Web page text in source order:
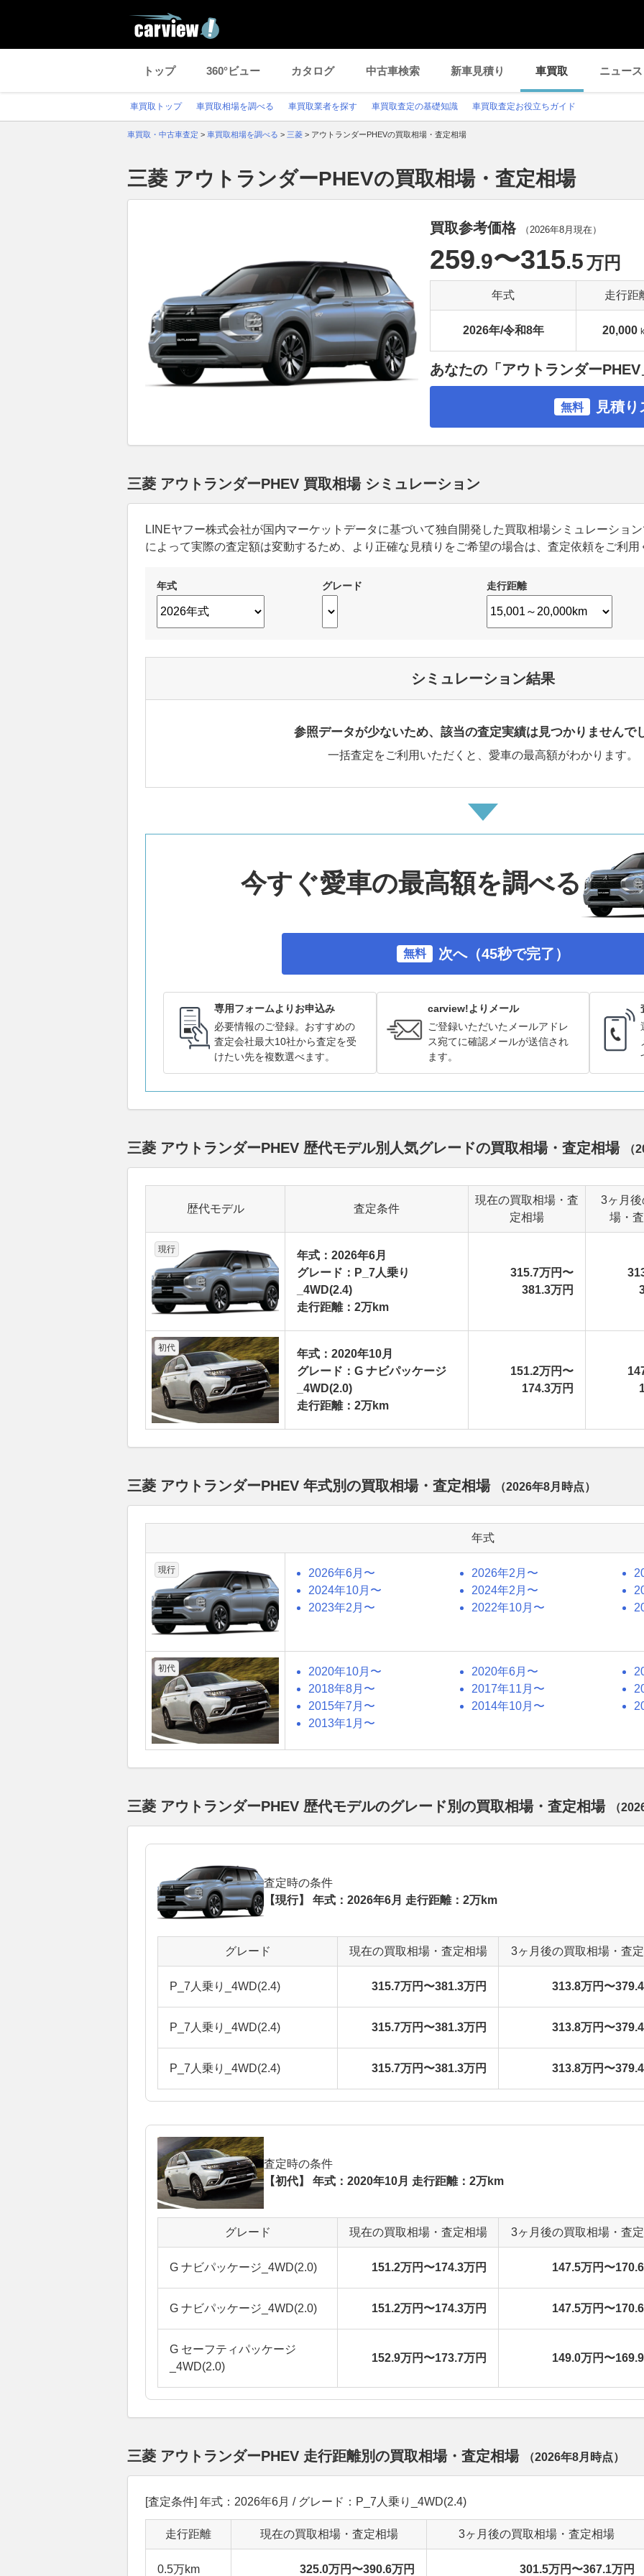
トップ 360°ビュー カタログ 中古車検索 新車見積り 車買取 ニュース
車買取トップ 車買取相場を調べる 車買取業者を探す 車買取査定の基礎知識 車買取査定お役立ちガイド
車買取・中古車査定 > 車買取相場を調べる > 三菱 > アウトランダーPHEVの買取相場・査定相場
三菱 アウトランダーPHEVの買取相場・査定相場
買取参考価格 （2026年8月 現在）
259.9〜315.5万円
年式 走行距
2026年/令和8年 20,000
あなたの「アウトランダー
無料 見積
三菱 アウトランダーPHEV 買取相場 シミュレーション
LINEヤフー株式会社が国内マーケットデータに基づいて独自開発した買取相場シミュレーショ
によって実際の査定額は変動するため、より正確な見積りをご希望の場合は、査定依頼をご利用
年式 グレード 走行距離
シミュレーション結果
参照データが少ないため、該当の査定実績は見つかりませんで
一括査定をご利用いただくと、愛車の最高額がわかります。
今すぐ愛車の最高額を調べる
無料 次へ（45秒で完了）
専用フォームよりお申込み
必要情報のご登録。おすすめの
査定会社最大10社から査定を受
けたい先を複数選べます。
carview!よりメール
ご登録いただいたメールアドレ
ス宛てに確認メールが送信され
ます。
三菱 アウトランダーPHEV 歴代モデル別人気グレードの買取相場・査定相場 （
歴代モデル 査定条件
現在の買取相場・査
定相場
3ヶ月
場・
現行
年式：2026年6月
グレード：P_7人乗り
_4WD(2.4)
走行距離：2万km
315.7万円〜
381.3万円
初代
年式：2020年10月
グレード：G ナビパッケージ
_4WD(2.0)
走行距離：2万km
151.2万円〜
174.3万円
三菱 アウトランダーPHEV 年式別の買取相場・査定相場 （2026年8月 時点）
年式
現行 2026年6月〜 2026年2月〜
2024年10月〜
2024年2月〜
2023年2月〜
2022年10月〜
初代 2020年10月〜 2020年6月〜
2018年8月〜
2017年11月〜
2015年7月〜
2014年10月〜
2013年1月〜
三菱 アウトランダーPHEV 歴代モデルのグレード別の買取相場・査定相場 （
査定時の条件
【現行】 年式：2026年6月 走行距離：2万km
グレード 現在の買取相場・査定相場 3ヶ月後の買取相場・査
P_7人乗り_4WD(2.4) 315.7万円〜381.3万円 313.8万円〜
P_7人乗り_4WD(2.4) 315.7万円〜381.3万円 313.8万円〜
P_7人乗り_4WD(2.4) 315.7万円〜381.3万円 313.8万円〜
査定時の条件
【初代】 年式：2020年10月 走行距離：2万km
グレード 現在の買取相場・査定相場 3ヶ月後の買取相場・査
G ナビパッケージ_4WD(2.0) 151.2万円〜174.3万円 147.5万円〜
G ナビパッケージ_4WD(2.0) 151.2万円〜174.3万円 147.5万円〜
G セーフティパッケージ
_4WD(2.0)
152.9万円〜173.7万円 149.0万円〜
三菱 アウトランダーPHEV 走行距離別の買取相場・査定相場 （2026年8月 時点）
[査定条件] 年式：2026年6月 / グレード：P_7人乗り_4WD(2.4)
走行距離 現在の買取相場・査定相場 3ヶ月後の買取相場・査定相場
0.5万km 325.0万円〜390.6万円 301.5万円〜367.1万円